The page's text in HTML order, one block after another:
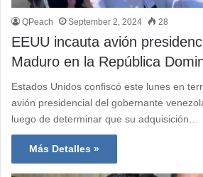
QPeach September 2, 2024 28
EEUU incauta avión
Maduro en la República
Estados Unidos confiscó este lunes en
avión presidencial del gobernante
luego de determinar que su adquisición…
Más Detalles »